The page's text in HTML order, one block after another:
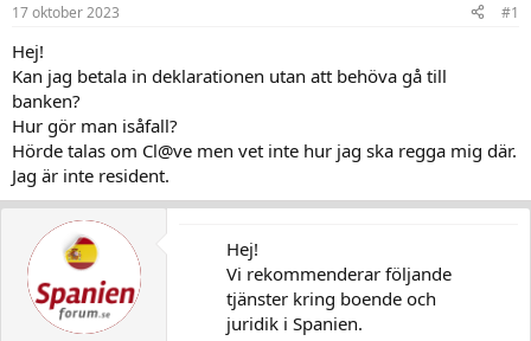
t
a
r
t
e
r
17 oktober 2023 #1
Hej!
Kan jag betala in deklarationen utan att behöva gå till
banken?
Hur gör man isåfall?
Hörde talas om Cl@ve men vet inte hur jag ska regga mig där.
Jag är inte resident.
Hej!
Vi rekommenderar följande
tjänster kring boende och
juridik i Spanien.